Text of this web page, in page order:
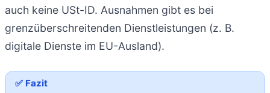
auch keine USt-ID. Ausnahmen gibt es bei
grenzüberschreitenden Dienstleistungen (z. B.
digitale Dienste im EU-Ausland).
✅ Fazit